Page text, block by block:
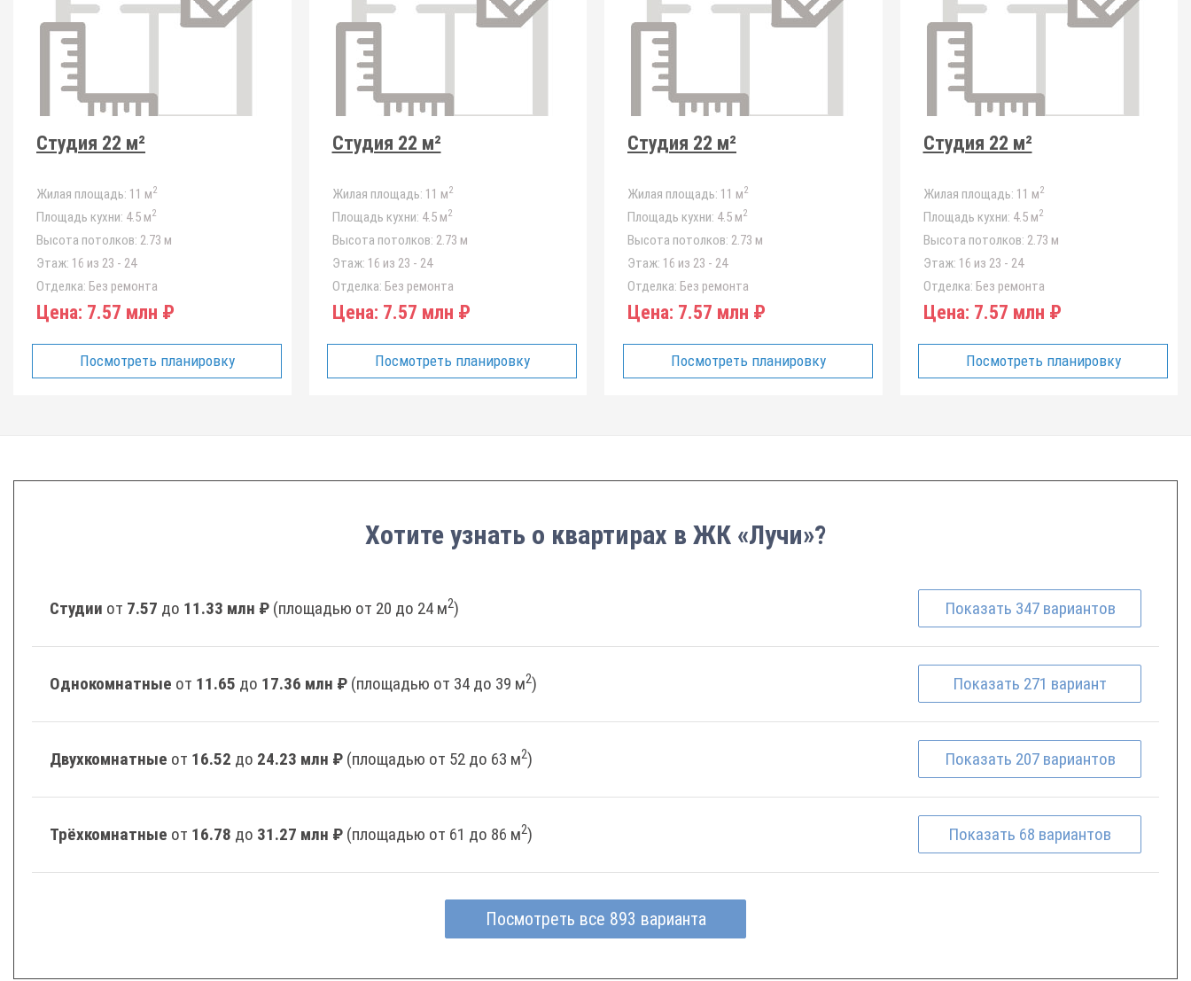
Студия 22 м²
Жилая площадь: 11 м2
Площадь кухни: 4.5 м2
Высота потолков: 2.73 м
Этаж: 16 из 23 - 24
Отделка: Без ремонта
Цена: 7.57 млн ₽
Посмотреть планировку
Студия 22 м²
Жилая площадь: 11 м2
Площадь кухни: 4.5 м2
Высота потолков: 2.73 м
Этаж: 16 из 23 - 24
Отделка: Без ремонта
Цена: 7.57 млн ₽
Посмотреть планировку
Студия 22 м²
Жилая площадь: 11 м2
Площадь кухни: 4.5 м2
Высота потолков: 2.73 м
Этаж: 16 из 23 - 24
Отделка: Без ремонта
Цена: 7.57 млн ₽
Посмотреть планировку
Студия 22 м²
Жилая площадь: 11 м2
Площадь кухни: 4.5 м2
Высота потолков: 2.73 м
Этаж: 16 из 23 - 24
Отделка: Без ремонта
Цена: 7.57 млн ₽
Посмотреть планировку
Хотите узнать о квартирах в ЖК «Лучи»?
Студии от 7.57 до 11.33 млн ₽ (площадью от 20 до 24 м2) Показать 347 вариантов
Однокомнатные от 11.65 до 17.36 млн ₽ (площадью от 34 до 39 м2) Показать 271 вариант
Двухкомнатные от 16.52 до 24.23 млн ₽ (площадью от 52 до 63 м2) Показать 207 вариантов
Трёхкомнатные от 16.78 до 31.27 млн ₽ (площадью от 61 до 86 м2) Показать 68 вариантов
Посмотреть все 893 варианта